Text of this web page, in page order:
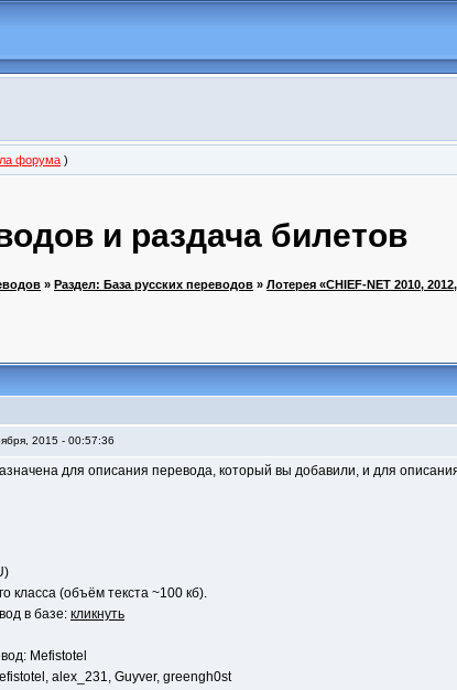
форума )
и раздача билетов
» Раздел: База русских переводов » Лотерея «CHIEF-NET 2010,
2015 - 00:57:36
для описания перевода, который вы добавили, и для
класса (объём текста ~100 кб).
в базе: кликнуть
Mefistotel
alex_231, Guyver, greengh0st